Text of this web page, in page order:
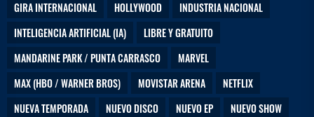
GIRA INTERNACIONAL
HOLLYWOOD
INDUSTRIA NACIONAL
INTELIGENCIA ARTIFICIAL (IA)
LIBRE Y GRATUITO
MANDARINE PARK / PUNTA CARRASCO
MARVEL
MAX (HBO / WARNER BROS)
MOVISTAR ARENA
NETFLIX
NUEVA TEMPORADA
NUEVO DISCO NUEVO EP
NUEVO SHOW